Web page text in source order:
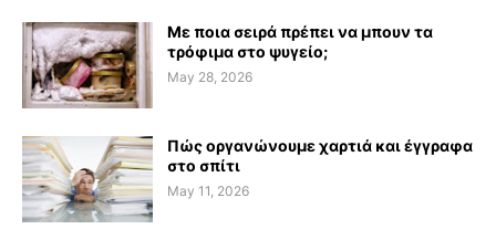
Με ποια σειρά πρέπει να μπουν τα
τρόφιμα στο ψυγείο;
May 28, 2026
Πώς οργανώνουμε χαρτιά και έγγραφα
στο σπίτι
May 11, 2026